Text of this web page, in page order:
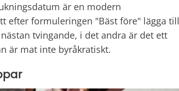
är en modern
efter formuleringen "Bäst före" lägga till
tvingande, i det andra är det ett
är mat inte byråkratiskt.